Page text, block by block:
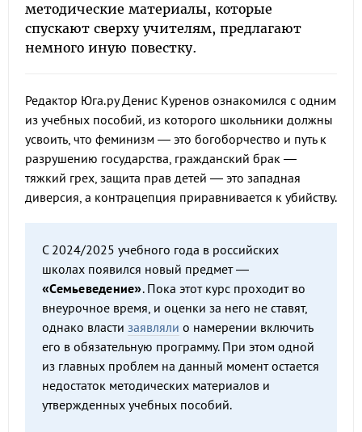
методические материалы, которые
спускают сверху учителям, предлагают
немного иную повестку.
Редактор Юга.ру Денис Куренов ознакомился с одним
из учебных пособий, из которого школьники должны
усвоить, что феминизм — это богоборчество и путь к
разрушению государства, гражданский брак —
тяжкий грех, защита прав детей — это западная
диверсия, а контрацепция приравнивается к убийству.
С 2024/2025 учебного года в российских
школах появился новый предмет —
«Семьеведение». Пока этот курс проходит во
внеурочное время, и оценки за него не ставят,
однако власти заявляли о намерении включить
его в обязательную программу. При этом одной
из главных проблем на данный момент остается
недостаток методических материалов и
утвержденных учебных пособий.